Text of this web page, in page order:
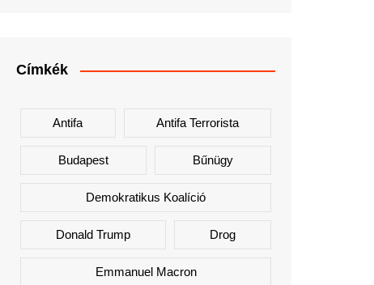
Címkék
Antifa Antifa Terrorista
Budapest Bűnügy
Demokratikus Koalíció
Donald Trump Drog
Emmanuel Macron